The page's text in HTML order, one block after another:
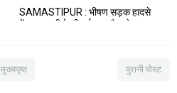
SAMASTIPUR : भीषण सड़क हादसे
में चाचा-भतीजे की दर्दनाक मौत, तेज
पुरानी पोस्ट
मुख्यपृष्ठ